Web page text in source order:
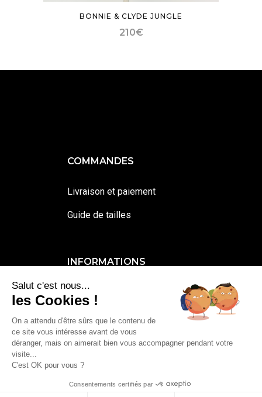
BONNIE & CLYDE JUNGLE
210€
COMMANDES
Livraison et paiement
Guide de tailles
INFORMATIONS
Contactez-moi
Mentions légales et cookies
Conditions générales de vente
Salut c'est nous...
les Cookies !
On a attendu d'être sûrs que le contenu de
ce site vous intéresse avant de vous
déranger, mais on aimerait bien vous accompagner pendant votre
visite...
C'est OK pour vous ?
Consentements certifiés par